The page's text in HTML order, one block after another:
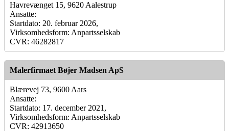
Havrevænget 15, 9620 Aalestrup
Ansatte:
Startdato: 20. februar 2026,
Virksomhedsform: Anpartsselskab
CVR: 46282817
Malerfirmaet Bøjer Madsen ApS
Blærevej 73, 9600 Aars
Ansatte:
Startdato: 17. december 2021,
Virksomhedsform: Anpartsselskab
CVR: 42913650